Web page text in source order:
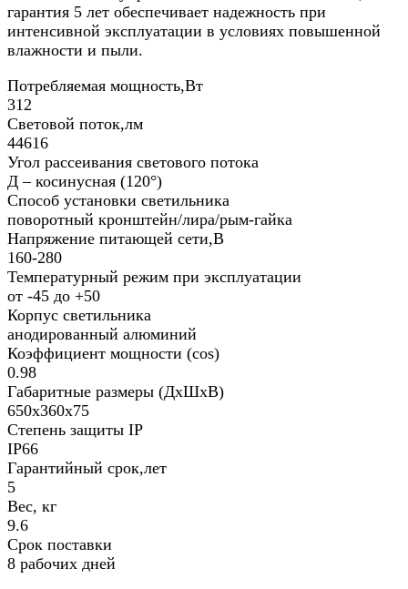
гарантия 5 лет обеспечивает надежность при
интенсивной эксплуатации в условиях повышенной
влажности и пыли.​
Потребляемая мощность,Вт
312
Световой поток,лм
44616
Угол рассеивания светового потока
Д – косинусная (120°)
Способ установки светильника
поворотный кронштейн/лира/рым-гайка
Напряжение питающей сети,В
160-280
Температурный режим при эксплуатации
от -45 до +50
Корпус светильника
анодированный алюминий
Коэффициент мощности (cos)
0.98
Габаритные размеры (ДхШхВ)
650х360х75
Степень защиты IP
IP66
Гарантийный срок,лет
5
Вес, кг
9.6
Срок поставки
8 рабочих дней